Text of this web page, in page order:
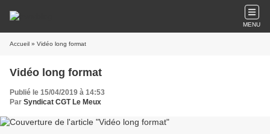
MENU
Accueil » Vidéo long format
Vidéo long format
Publié le 15/04/2019 à 14:53
Par Syndicat CGT Le Meux